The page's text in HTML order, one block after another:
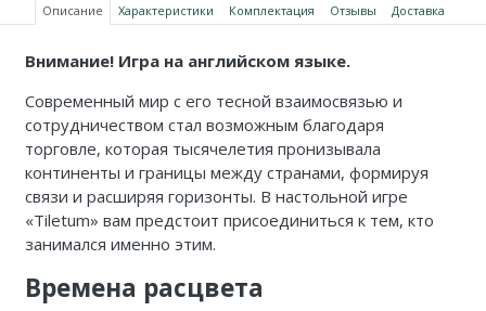
Описание Характеристики Комплектация Отзывы Доставка
Внимание! Игра на английском языке.
Современный мир с его тесной взаимосвязью и
сотрудничеством стал возможным благодаря
торговле, которая тысячелетия пронизывала
континенты и границы между странами, формируя
связи и расширяя горизонты. В настольной игре
«Tiletum» вам предстоит присоединиться к тем, кто
занимался именно этим.
Времена расцвета